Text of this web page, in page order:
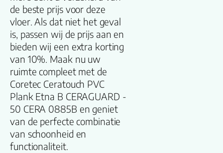
de beste prijs voor deze
vloer. Als dat niet het geval
is, passen wij de prijs aan en
bieden wij een extra korting
van 10%. Maak nu uw
ruimte compleet met de
Coretec Ceratouch PVC
Plank Etna B CERAGUARD -
50 CERA 0885B en geniet
van de perfecte combinatie
van schoonheid en
functionaliteit.